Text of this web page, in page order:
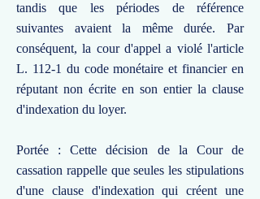
tandis que les périodes de référence
suivantes avaient la même durée. Par
conséquent, la cour d'appel a violé l'article
L. 112-1 du code monétaire et financier en
réputant non écrite en son entier la clause
d'indexation du loyer.
Portée : Cette décision de la Cour de
cassation rappelle que seules les stipulations
d'une clause d'indexation qui créent une